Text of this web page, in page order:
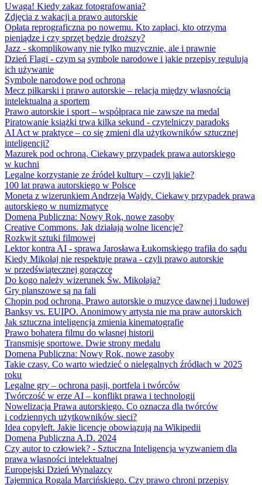
Uwaga! Kiedy zakaz fotografowania?
Zdjęcia z wakacji a prawo autorskie
Opłata reprograficzna po nowemu. Kto zapłaci, kto otrzyma
pieniądze i czy sprzęt będzie droższy?
Jazz - skomplikowany nie tylko muzycznie, ale i prawnie
Dzień Flagi - czym są symbole narodowe i jakie przepisy regulują
ich używanie
Symbole narodowe pod ochroną
Mecz piłkarski i prawo autorskie – relacja między własnością
intelektualną a sportem
Prawo autorskie i sport – współpraca nie zawsze na medal
Piratowanie książki trwa kilka sekund - czytelniczy paradoks
AI Act w praktyce – co się zmieni dla użytkowników sztucznej
inteligencji?
Mazurek pod ochroną. Ciekawy przypadek prawa autorskiego
w kuchni
Legalne korzystanie ze źródeł kultury – czyli jakie?
100 lat prawa autorskiego w Polsce
Moneta z wizerunkiem Andrzeja Wajdy. Ciekawy przypadek prawa
autorskiego w numizmatyce
Domena Publiczna: Nowy Rok, nowe zasoby
Creative Commons. Jak działają wolne licencje?
Rozkwit sztuki filmowej
Lektor kontra AI - sprawa Jarosława Łukomskiego trafiła do sądu
Kiedy Mikołaj nie respektuje prawa - czyli prawo autorskie
w przedświątecznej gorączce
Do kogo należy wizerunek Św. Mikołaja?
Gry planszowe są na fali
Chopin pod ochroną. Prawo autorskie o muzyce dawnej i ludowej
Banksy vs. EUIPO. Anonimowy artysta nie ma praw autorskich
Jak sztuczna inteligencja zmienia kinematografię
Prawo bohatera filmu do własnej historii
Transmisje sportowe. Dwie strony medalu
Domena Publiczna: Nowy Rok, nowe zasoby
Takie czasy. Co warto wiedzieć o nielegalnych źródłach w 2025
roku
Legalne gry – ochrona pasji, portfela i twórców
Twórczość w erze AI – konflikt prawa i technologii
Nowelizacja Prawa autorskiego. Co oznacza dla twórców
i codziennych użytkowników sieci?
Idea copyleft. Jakie licencje obowiązują na Wikipedii
Domena Publiczna A.D. 2024
Czy autor to człowiek? - Sztuczna Inteligencja wyzwaniem dla
prawa własności intelektualnej
Europejski Dzień Wynalazcy
Tajemnica Rogala Marcińskiego. Czy prawo chroni przepisy